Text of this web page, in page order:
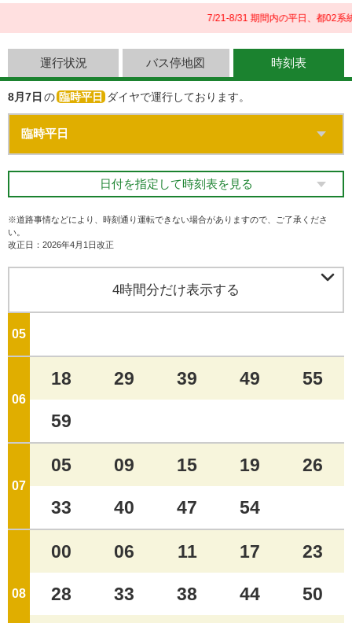
7/21-8/31 期間内の平日、都02系
運行状況 バス停地図 時刻表
8月7日 の 臨時平日 ダイヤで運行しております。
日付を指定して時刻表を見る
※道路事情などにより、時刻通り運転できない場合がありますので、ご了承くださ
い。
改正日：2026年4月1日改正
4時間分だけ表示する 
05
06 ジ
18 29 39 49 55
59
07 ジ
05 09 15 19 26
33 40 47 54
08
00 06 11 17 23
28 33 38 44 50